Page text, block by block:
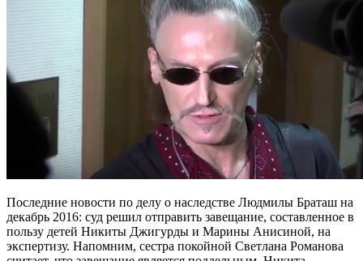
Последние новости по делу о наследстве Людмилы Браташ на
декабрь 2016: суд решил отправить завещание, составленное в
пользу детей Никиты Джигурды и Марины Анисиной, на
экспертизу. Напомним, сестра покойной Светлана Романова